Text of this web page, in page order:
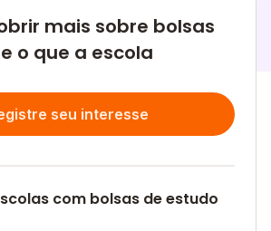
mais sobre bolsas
o que a escola
seu interesse
com bolsas de estudo